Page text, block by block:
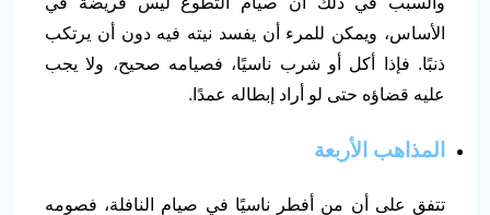
الأساس، ويمكن للمرء أن يفسد نيته فيه دون أن يرتكب
ذنبًا. فإذا أكل أو شرب ناسيًا، فصيامه صحيح، ولا يجب
عليه قضاؤه حتى لو أراد إبطاله عمدًا.
المذاهب الأربعة
تتفق على أن من أفطر ناسيًا في صيام النافلة، فصومه